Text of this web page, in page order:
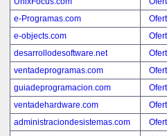
e-Programas.com
e-objects.com
desarrollodesoftware.net
ventadeprogramas.com
guiadeprogramacion.com
ventadehardware.com
administraciondesistemas.com